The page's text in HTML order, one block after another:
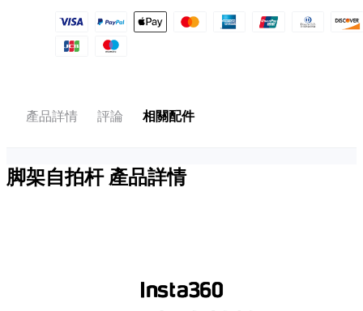
產品詳情 評論 相關配件
脚架自拍杆 產品詳情